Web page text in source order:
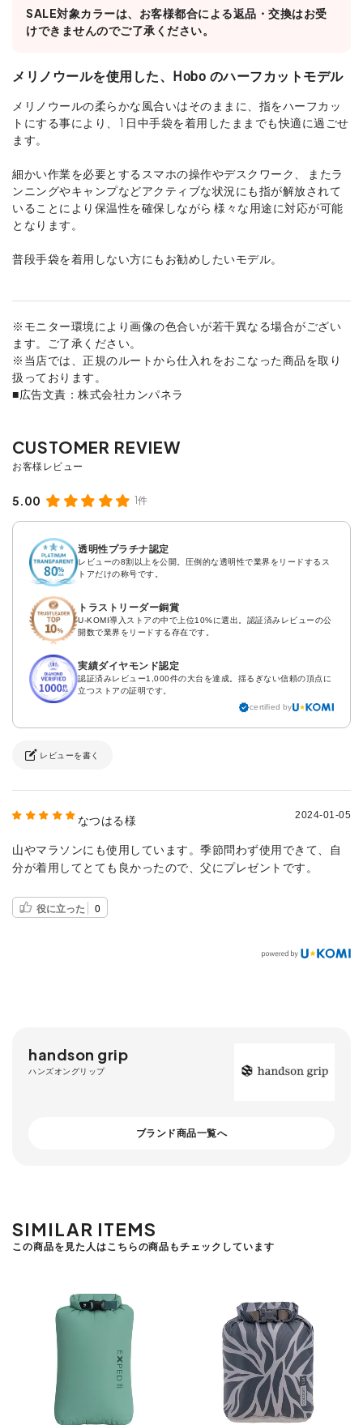
SALE対象カラーは、お客様都合による返品・交換はお受
けできませんのでご了承ください。
メリノウールを使用した、Hobo のハーフカットモデル
メリノウールの柔らかな風合いはそのままに、指をハーフカッ
トにする事により、 1 日中手袋を着用したままでも快適に過ごせ
ます。
細かい作業を必要とするスマホの操作やデスクワーク、 またラ
ンニングやキャンプなどアクティブな状況にも指が解放されて
いることにより保温性を確保しながら 様々な用途に対応が可能
となります。
普段手袋を着用しない方にもお勧めしたいモデル。
※モニター環境により画像の色合いが若干異なる場合がござい
ます。ご了承ください。
※当店では、正規のルートから仕入れをおこなった商品を取り
扱っております。
■広告文責：株式会社カンパネラ
5.00 1件
透明性プラチナ認定
レビューの8割以上を公開。圧倒的な透明性で業界をリードするス
トアだけの称号です。
トラストリーダー銅賞
U-KOMI導入ストアの中で上位10%に選出。認証済みレビューの公
開数で業界をリードする存在です。
実績ダイヤモンド認定
認証済みレビュー1,000件の大台を達成。揺るぎない信頼の頂点に
立つストアの証明です。
certified by
レビューを書く
なつはる様 2024-01-05
山やマラソンにも使用しています。季節問わず使用できて、自
分が着用してとても良かったので、父にプレゼントです。
役に立った 0
handson grip
ハンズオングリップ
ブランド商品一覧へ
SIMILAR ITEMS
この商品を見た人はこちらの商品もチェックしています